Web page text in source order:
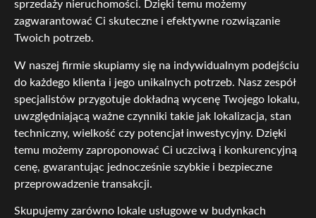
sprzedaży nieruchomości. Dzięki temu możemy
zagwarantować Ci skuteczne i efektywne rozwiązanie
Twoich potrzeb.
W naszej firmie skupiamy się na indywidualnym podejściu
do każdego klienta i jego unikalnych potrzeb. Nasz zespół
specjalistów przygotuje dokładną wycenę Twojego lokalu,
uwzględniającą ważne czynniki takie jak lokalizacja, stan
techniczny, wielkość czy potencjał inwestycyjny. Dzięki
temu możemy zaproponować Ci uczciwą i konkurencyjną
cenę, gwarantując jednocześnie szybkie i bezpieczne
przeprowadzenie transakcji.
Skupujemy zarówno lokale usługowe w budynkach